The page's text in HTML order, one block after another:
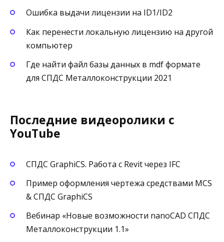
Ошибка выдачи лицензии на ID1/ID2
Как перенести локальную лицензию на другой
компьютер
Где найти файл базы данных в mdf формате
для СПДС Металлоконструкции 2021
Последние видеоролики с
YouTube
СПДС GraphiCS. Работа с Revit через IFC
Пример оформления чертежа средствами MCS
& СПДС GraphiCS
Вебинар «Новые возможности nanoCAD СПДС
Металлоконструкции 1.1»